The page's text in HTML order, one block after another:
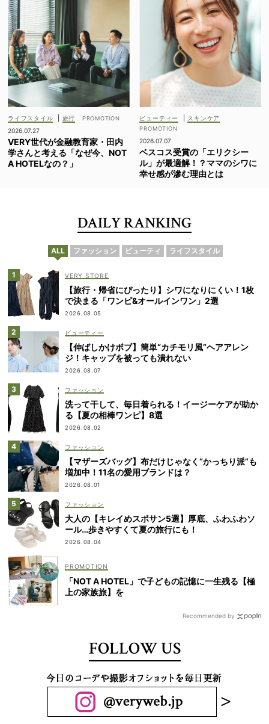
ライフスタイル
旅行
2026.07.27
VERY世代が金融教育家・田内
学さんと考える「なぜ今、NOT
A HOTELなの？」
ビューティー スキンケア
2026.07.07
ベスコス受賞の「エリクシー
ル」が最適解！？ママのシワに
幸せ感が滲む理由とは
DAILY RANKING
ALL ファッション ビューティ ライフスタイル
VERY STORE
【旅行・帰省にぴったり】シワになりにくい！1枚
で決まる「ワンピ&オールインワン」2選
2026.08.05
ビューティー
【伸ばしかけボブ】簡単“カチモリ風”ヘアアレン
ジ！キャップを被っても潰れない
2026.08.07
ファッション
洗って干して、毎日着られる！イージーケアが助か
る【夏の相棒ワンピ】8選
2026.08.02
ファッション
【マザーズバッグ】布だけじゃなく“かっちり派”も
増加中！11名の愛用ブランドは？
2026.08.01
ファッション
大人の【キレイめスポサン5選】厚底、ふわふわソ
ール…歩きやすくて夏の旅行にも！
2026.08.04
「NOT A HOTEL」で子どもの記憶に一生残る【極
上の家族旅】を
Recommended by
FOLLOW US